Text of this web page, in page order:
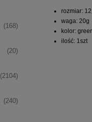
(168)
(20)
(2104)
(240)
rozmiar:
waga: 20g
kolor:
ilość: 1szt